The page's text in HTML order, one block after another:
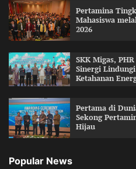
Pertamina
Mahasiswa
2026
SKK Migas,
Sinergi
Ketahanan
Pertama di
Sekong
Hijau
Popular News